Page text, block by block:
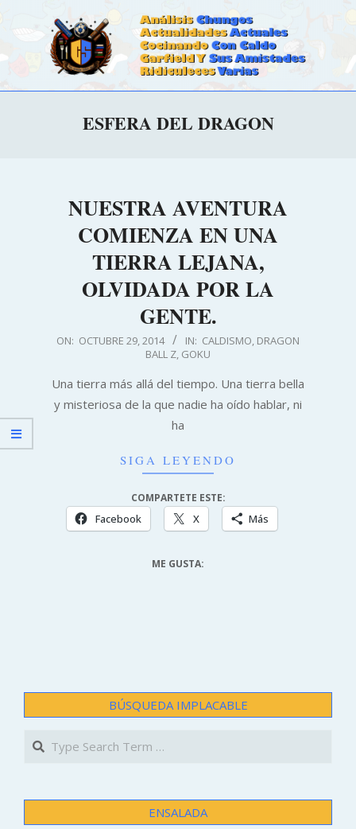
CALDOSTRONG.COM
ESFERA DEL DRAGON
NUESTRA AVENTURA
COMIENZA EN UNA
TIERRA LEJANA,
OLVIDADA POR LA
GENTE.
2014-
29
ON: OCTUBRE 29, 2014 IN: CALDISMO DRAGON
BALL Z GOKU
Una tierra más allá del tiempo. Una tierra bella
y misteriosa de la que nadie ha oído hablar, ni
ha
SIGA LEYENDO
COMPARTETE ESTE:
Facebook X Más
ME GUSTA:
BÚSQUEDA IMPLACABLE
Search
ENSALADA